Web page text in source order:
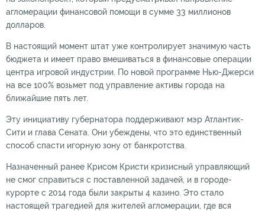
агломерации финансовой помощи в сумме 33 миллионов
долларов.
В настоящий момент штат уже контролирует значимую часть
бюджета и имеет право вмешиваться в финансовые операции
центра игровой индустрии. По новой программе Нью-Джерси
на все 100% возьмет под управление активы города на
ближайшие пять лет.
Эту инициативу губернатора поддерживают мэр Атлантик-
Сити и глава Сената. Они убеждены, что это единственный
способ спасти игорную зону от банкротства.
Назначенный ранее Крисом Кристи кризисный управляющий
не смог справиться с поставленной задачей, и в городе-
курорте с 2014 года были закрыты 4 казино. Это стало
настоящей трагедией для жителей агломерации, где вся